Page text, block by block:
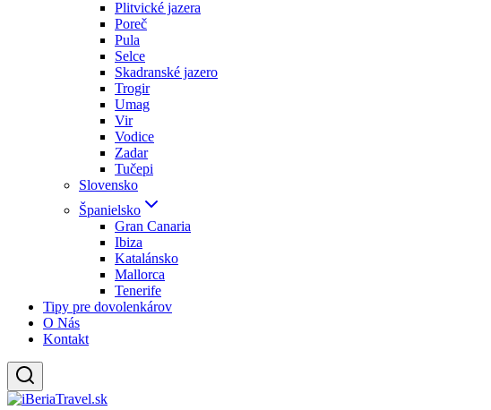
Plitvické jazera
Poreč
Pula
Selce
Skadranské jazero
Trogir
Umag
Vir
Vodice
Zadar
Tučepi
Slovensko
Španielsko
Gran Canaria
Ibiza
Katalánsko
Mallorca
Tenerife
Tipy pre dovolenkárov
O Nás
Kontakt